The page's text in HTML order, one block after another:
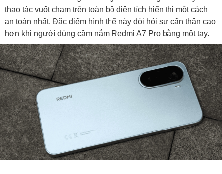
thao tác vuốt chạm trên toàn bộ diện tích hiển thị một cách
an toàn nhất. Đặc điểm hình thể này đòi hỏi sự cẩn thận cao
hơn khi người dùng cầm nắm Redmi A7 Pro bằng một tay.